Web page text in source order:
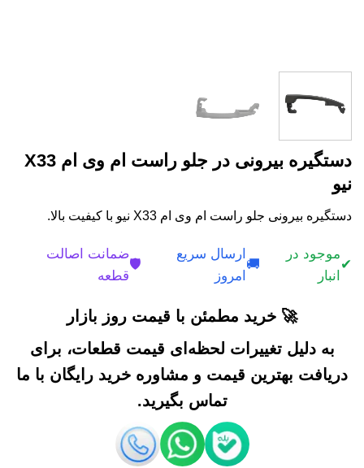
دستگیره بیرونی در جلو راست ام وی ام X33
نیو
دستگیره بیرونی جلو راست ام وی ام X33 نیو با کیفیت بالا.
✔
موجود در
انبار
🚚
ارسال سریع
امروز
🛡️
ضمانت اصالت
قطعه
🚀 خرید مطمئن با قیمت روز بازار
به دلیل تغییرات لحظه‌ای قیمت قطعات، برای
دریافت بهترین قیمت و مشاوره خرید رایگان با ما
تماس بگیرید.